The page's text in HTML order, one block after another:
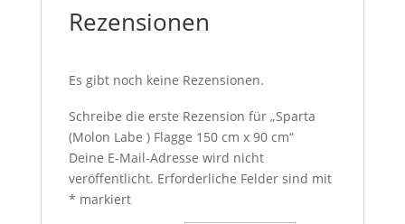
Rezensionen
Es gibt noch keine Rezensionen.
Schreibe die erste Rezension für „Sparta
(Molon Labe ) Flagge 150 cm x 90 cm“
Deine E-Mail-Adresse wird nicht
veröffentlicht. Erforderliche Felder sind mit
* markiert